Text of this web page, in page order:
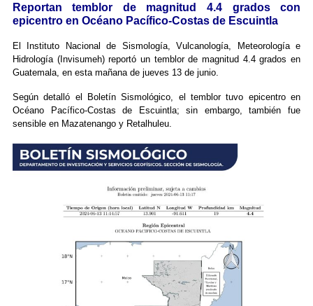
Reportan temblor de magnitud 4.4 grados con
epicentro en Océano Pacífico-Costas de Escuintla
El Instituto Nacional de Sismología, Vulcanología, Meteorología e
Hidrología (Invisumeh) reportó un temblor de magnitud 4.4 grados en
Guatemala, en esta mañana de jueves 13 de junio.
Según detalló el Boletín Sismológico, el temblor tuvo epicentro en
Océano Pacífico-Costas de Escuintla; sin embargo, también fue
sensible en Mazatenango y Retalhuleu.